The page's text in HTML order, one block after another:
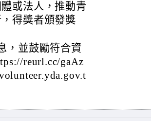
或法人，推動青
得獎者頒發獎
，並鼓勵符合資
reurl.cc/gaAz